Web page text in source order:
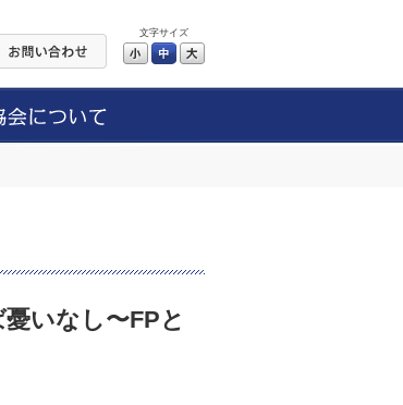
文字サイズ
小 中
いなし〜FPと